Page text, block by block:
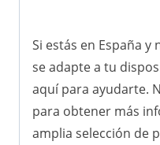
Si estás en España
se adapte a tu
aquí para ayudarte.
para obtener más
amplia selección de